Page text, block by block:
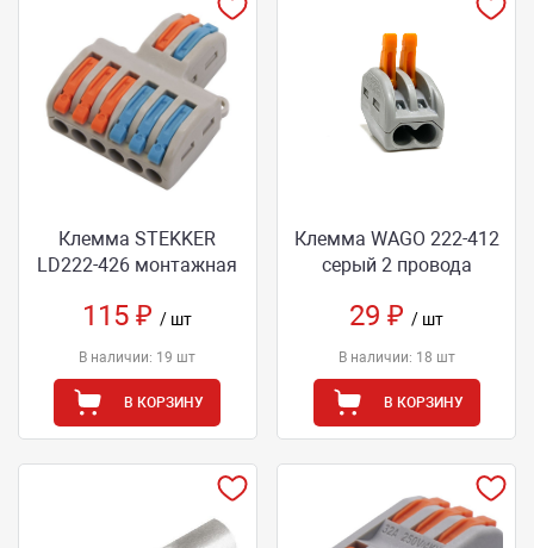
Клемма STEKKER
LD222-426 монтажная
115 ₽/ шт
В наличии: 19 шт
В КОРЗИНУ
Клемма WAGO 222-412
серый 2 провода
29 ₽/ шт
В наличии: 18 шт
В КОРЗИНУ